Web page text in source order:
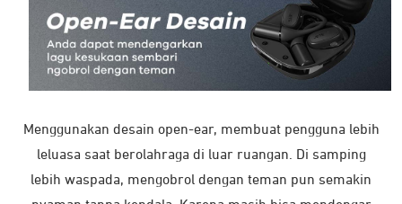
Menggunakan desain open-ear, membuat pengguna lebih
leluasa saat berolahraga di luar ruangan. Di samping
lebih waspada, mengobrol dengan teman pun semakin